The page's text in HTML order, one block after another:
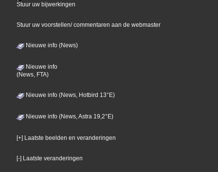
Stuur uw bijwerkingen
Stuur uw voorstellen/ commentaren aan de webmaster
Nieuwe info (News)
Nieuwe info
(News, FTA)
Nieuwe info (News, Hotbird 13°E)
Nieuwe info (News, Astra 19,2°E)
[+] Laatste beelden en veranderingen
[-] Laatste veranderingen